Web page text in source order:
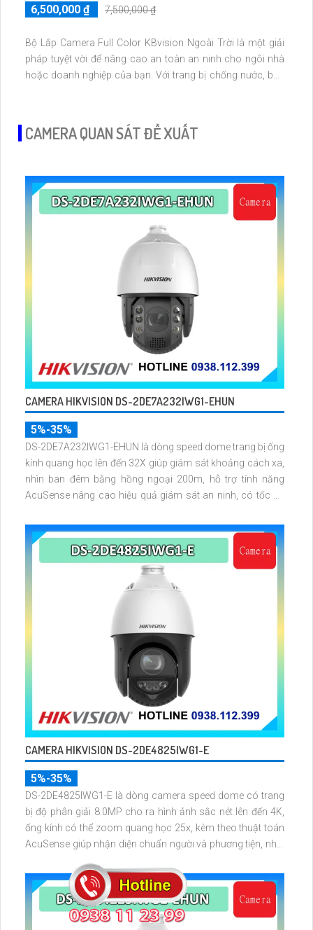
6,500,000 ₫ 7,500,000 ₫
Bộ Lắp Camera Full Color KBvision Ngoài Trời là một giải
pháp tuyệt vời để nâng cao an toàn an ninh cho ngôi nhà
hoặc doanh nghiệp của bạn. Với trang bị chống nước, bạn
Bộ lắp camera này nâng cao an toàn chất lượng hình ảnh
sắc nét và rõ ràng, giúp bạn quan sát dễ dàng mọi hoạt
CAMERA QUAN SÁT ĐỀ XUẤT
CAMERA HIKVISION DS-2DE7A232IWG1-EHUN
5%-35%
DS-2DE7A232IWG1-EHUN là dòng speed dome trang bị ống
kính quang học lên đến 32X giúp giám sát khoảng cách xa,
nhìn ban đêm bằng hồng ngoại 200m, hỗ trợ tính năng
AcuSense nâng cao hiệu quả giám sát an ninh, có tốc độ
CAMERA HIKVISION DS-2DE4825IWG1-E
5%-35%
DS-2DE4825IWG1-E là dòng camera speed dome có trang
bị độ phân giải 8.0MP cho ra hình ảnh sắc nét lên đến 4K,
ống kính có thể zoom quang học 25x, kèm theo thuật toán
AcuSense giúp nhận diện chuẩn người và phương tiện, nhìn